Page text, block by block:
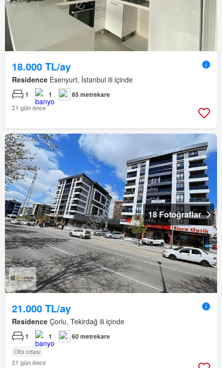
18.000 TL/ay
Residence Esenyurt, İstanbul ili içinde
1 1
85 metrekare
21 gün önce
18 Fotoğraflar
21.000 TL/ay
Residence Çorlu, Tekirdağ ili içinde
1 1 60 metrekare
Ofis odası
21 gün önce